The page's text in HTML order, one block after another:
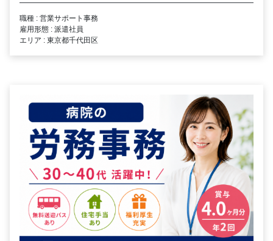
職種 : 営業サポート事務
雇用形態 : 派遣社員
エリア : 東京都千代田区